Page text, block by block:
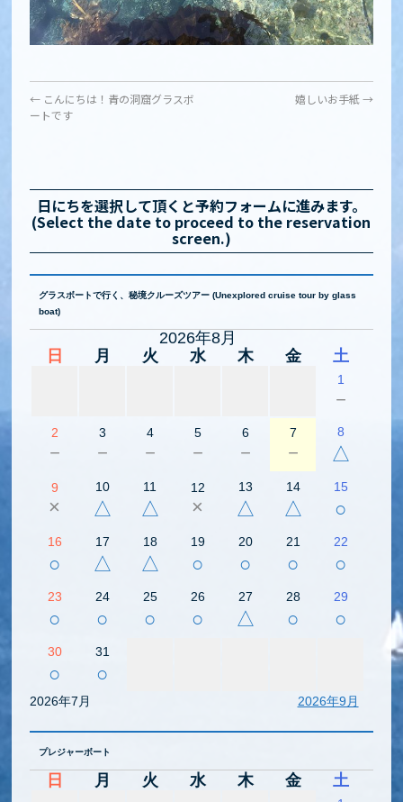
← こんにちは！青の洞窟グラスボ
ートです
嬉しいお手紙→
日にちを選択して頂くと予約フォームに進みます。
(Select the date to proceed to the reservation
screen.)
グラスボートで行く、秘境クルーズツアー (Unexplored cruise tour by glass
boat)
2026年8月
日
月 火 水 木 金 土
1
－
2
－
3
－
4
－
5
－
6
－
7
－
8
△
9
×
10
△
11
△
12
×
13
△
14
△
15
○
16
○
17
△
18
△
19
○
20
○
21
○
22
○
23
○
24
○
25
○
26
○
27
△
28
○
29
○
30
○
31
○
2026年7月 2026年9月
プレジャーボート
日 月 火 水 木 金 土